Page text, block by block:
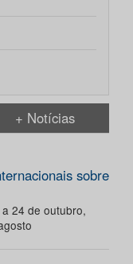
+ Notícias
sobre
24 de outubro,